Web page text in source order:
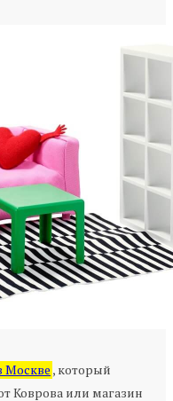
Москве , который
Коврова или магазин